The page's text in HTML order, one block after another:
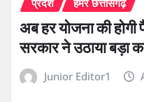
अब हर योजना की
सरकार ने उठाया बड़ा
Junior Editor1